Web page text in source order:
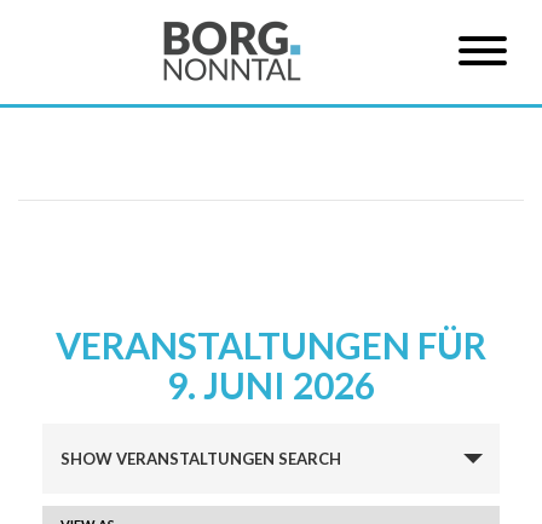
VERANSTALTUNGEN FÜR
9. JUNI 2026
Suche
und
SHOW VERANSTALTUNGEN SEARCH